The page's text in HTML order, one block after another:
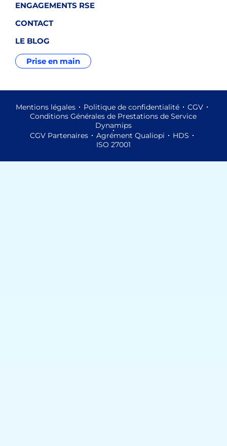
ENGAGEMENTS RSE
CONTACT
LE BLOG
Prise en main
Mentions légales Politique de confidentialité
CGV
Conditions Générales de Prestations de Service
Dynamips
CGV Partenaires
Agrément Qualiopi
HDS
ISO 27001